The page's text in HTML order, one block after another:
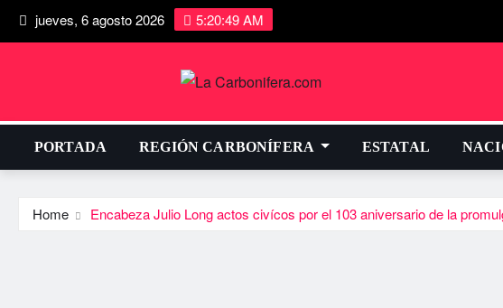
jueves, 6 agosto 2026 5:20:50 AM
PORTADA REGIÓN CARBONÍFERA ESTATAL
Home Encabeza Julio Long actos civícos por el 103 aniversario de la